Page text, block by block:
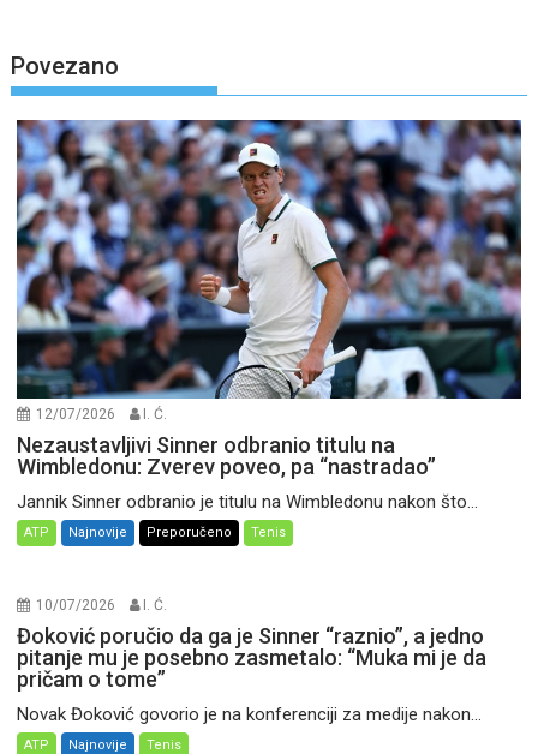
Povezano
12/07/2026 I. Ć.
Nezaustavljivi Sinner odbranio titulu na
Wimbledonu: Zverev poveo, pa “nastradao”
Jannik Sinner odbranio je titulu na Wimbledonu nakon što...
ATP Najnovije Preporučeno Tenis
10/07/2026 I. Ć.
Đoković poručio da ga je Sinner “raznio”, a jedno
pitanje mu je posebno zasmetalo: “Muka mi je da
pričam o tome”
Novak Đoković govorio je na konferenciji za medije nakon...
ATP Najnovije Tenis